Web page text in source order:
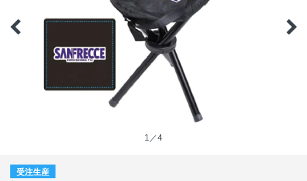
1／4
受注生産